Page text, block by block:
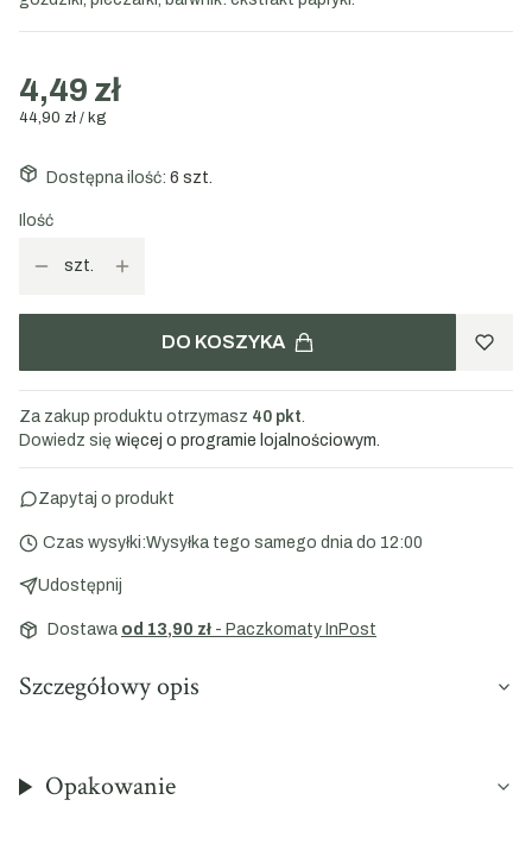
4,49 zł
44,90 zł / kg
Dostępna ilość: 6 szt.
Ilość
szt.
DO KOSZYKA
Za zakup produktu otrzymasz 40 pkt.
Dowiedz się więcej o programie lojalnościowym.
Zapytaj o produkt
Czas wysyłki:Wysyłka tego samego dnia do 12:00
Udostępnij
Dostawa od 13,90 zł - Paczkomaty InPost
Szczegółowy opis
Opakowanie